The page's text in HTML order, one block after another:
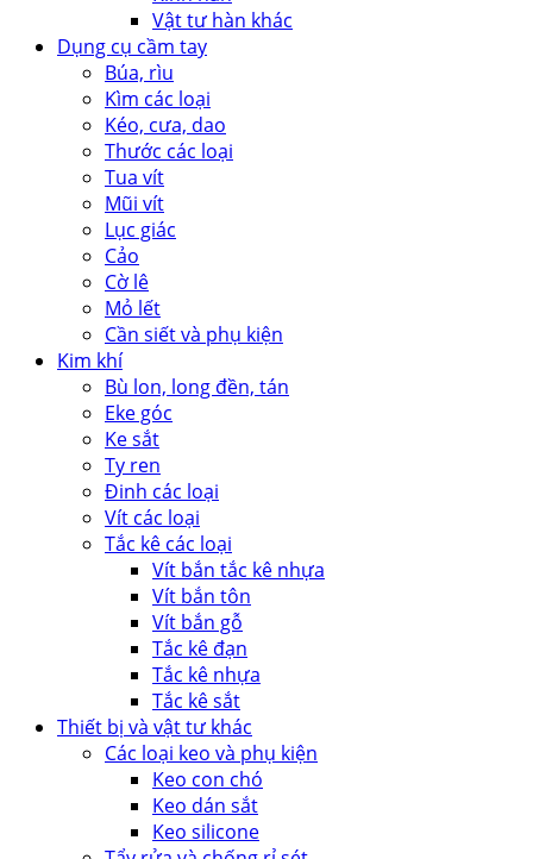
Vật tư hàn khác
Dụng cụ cầm tay
Búa, rìu
Kìm các loại
Kéo, cưa, dao
Thước các loại
Tua vít
Mũi vít
Lục giác
Cảo
Cờ lê
Mỏ lết
Cần siết và phụ kiện
Kim khí
Bù lon, long đền, tán
Eke góc
Ke sắt
Ty ren
Đinh các loại
Vít các loại
Tắc kê các loại
Vít bắn tắc kê nhựa
Vít bắn tôn
Vít bắn gỗ
Tắc kê đạn
Tắc kê nhựa
Tắc kê sắt
Thiết bị và vật tư khác
Các loại keo và phụ kiện
Keo con chó
Keo dán sắt
Keo silicone